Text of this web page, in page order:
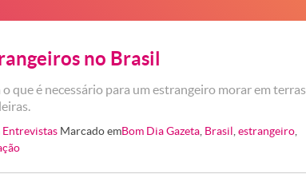
no Brasil
o que é necessário para um estrangeiro morar em terras
Entrevistas Marcado emBom Dia Gazeta Brasil ,estrangeiro